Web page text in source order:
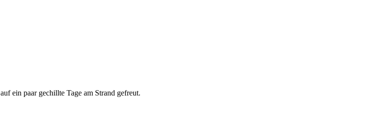
ein paar gechillte Tage am Strand gefreut.